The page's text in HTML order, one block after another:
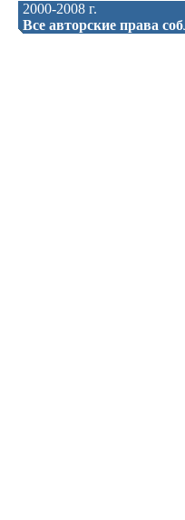
2000-2008 г.
Все авторские права